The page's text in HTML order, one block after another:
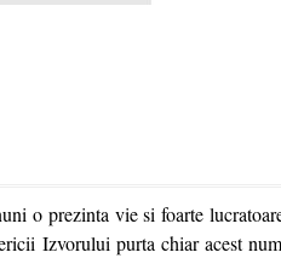
o prezinta vie si foarte
Izvorului purta chiar acest